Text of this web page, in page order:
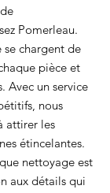
Pomerleau.
se chargent de
pièce et
Avec un service
nous
attirer les
étincelantes.
nettoyage est
aux détails qui